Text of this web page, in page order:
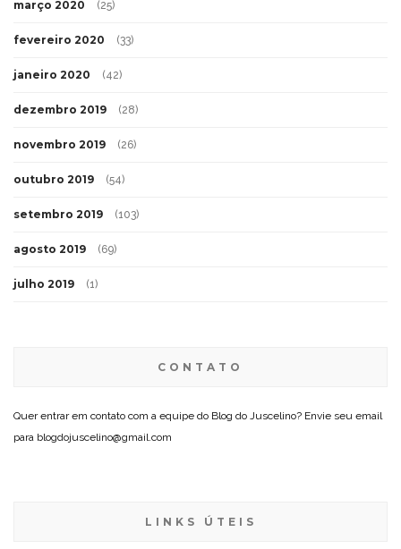
março 2020 (25)
fevereiro 2020 (33)
janeiro 2020 (42)
dezembro 2019 (28)
novembro 2019 (26)
outubro 2019 (54)
setembro 2019 (103)
agosto 2019 (69)
julho 2019 (1)
CONTATO
Quer entrar em contato com a equipe do Blog do Juscelino? Envie seu email
para blogdojuscelino@gmail.com
LINKS ÚTEIS